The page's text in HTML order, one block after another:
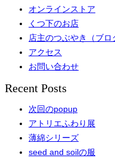
オンラインストア
くつ下のお店
店主のつぶやき（ブロ
アクセス
お問い合わせ
Recent Posts
次回のpopup
アトリエふわり展
薄綿シリーズ
seed and soilの服